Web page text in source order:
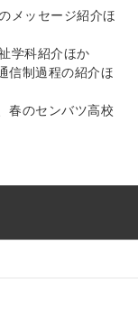
メッセージ紹介ほ
学科紹介ほか
信制過程の紹介ほ
春のセンバツ高校